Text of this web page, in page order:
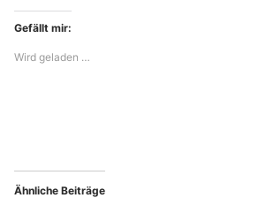
Gefällt mir:
Wird geladen …
Ähnliche Beiträge